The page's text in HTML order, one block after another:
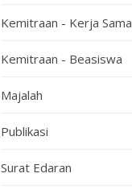
Kemitraan - Kerja Sama
Kemitraan - Beasiswa
Majalah
Publikasi
Surat Edaran